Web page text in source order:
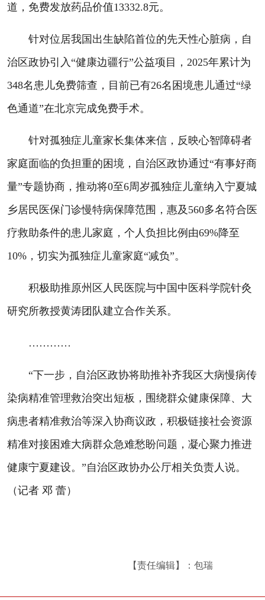
道，免费发放药品价值13332.8元。
针对位居我国出生缺陷首位的先天性心脏病，自
治区政协引入“健康边疆行”公益项目，2025年累计为
348名患儿免费筛查，目前已有26名困境患儿通过“绿
色通道”在北京完成免费手术。
针对孤独症儿童家长集体来信，反映心智障碍者
家庭面临的负担重的困境，自治区政协通过“有事好商
量”专题协商，推动将0至6周岁孤独症儿童纳入宁夏城
乡居民医保门诊慢特病保障范围，惠及560多名符合医
疗救助条件的患儿家庭，个人负担比例由69%降至
10%，切实为孤独症儿童家庭“减负”。
积极助推原州区人民医院与中国中医科学院针灸
研究所教授黄涛团队建立合作关系。
…………
“下一步，自治区政协将助推补齐我区大病慢病传
染病精准管理救治突出短板，围绕群众健康保障、大
病患者精准救治等深入协商议政，积极链接社会资源
精准对接困难大病群众急难愁盼问题，凝心聚力推进
健康宁夏建设。”自治区政协办公厅相关负责人说。
（记者 邓 蕾）
【责任编辑】：包瑞